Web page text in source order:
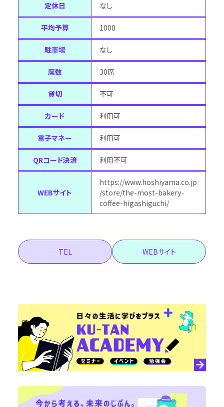
定休日 なし
平均予算 1000
駐車場 なし
席数 30席
貸切 不可
カード 利用可
電子マネー 利用可
QRコード決済 利用不可
WEBサイト
https://www.hoshiyama.co.jp
/store/the-most-bakery-
coffee-higashiguchi/
TEL WEBサイト